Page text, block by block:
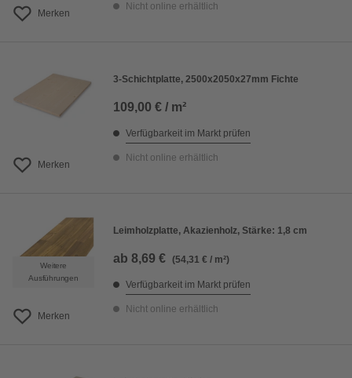
Merken
Nicht online erhältlich
Merken
3-Schichtplatte, 2500x2050x27mm Fichte
109,00 € / m²
Verfügbarkeit im Markt prüfen
Nicht online erhältlich
Weitere
Ausführungen
Merken
Leimholzplatte, Akazienholz, Stärke: 1,8 cm
ab 8,69 € (54,31 € / m²)
Verfügbarkeit im Markt prüfen
Nicht online erhältlich